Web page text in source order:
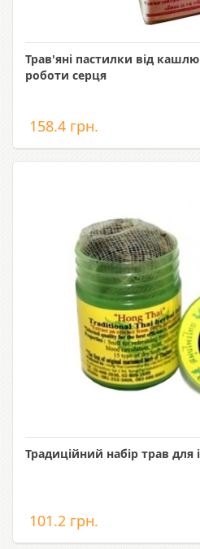
Трав'яні пастилки від
роботи серця
158.4 грн.
Традиційний набір трав для
101.2 грн.